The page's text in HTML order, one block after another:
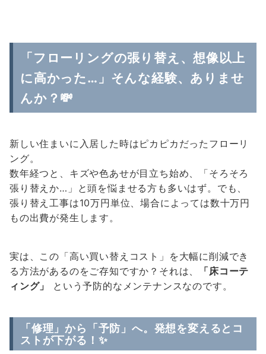
「フローリングの張り替え、想像以上
に高かった…」そんな経験、ありませ
んか？💸
新しい住まいに入居した時はピカピカだったフローリ
ング。
数年経つと、キズや色あせが目立ち始め、「そろそろ
張り替えか…」と頭を悩ませる方も多いはず。でも、
張り替え工事は10万円単位、場合によっては数十万円
もの出費が発生します。
実は、この「高い買い替えコスト」を大幅に削減でき
る方法があるのをご存知ですか？それは、
「床コーテ
ィング」
という予防的なメンテナンスなのです。
「修理」から「予防」へ。発想を変えるとコ
ストが下がる！✨